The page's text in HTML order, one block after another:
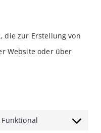
die zur Erstellung von
Website oder über
Funktional